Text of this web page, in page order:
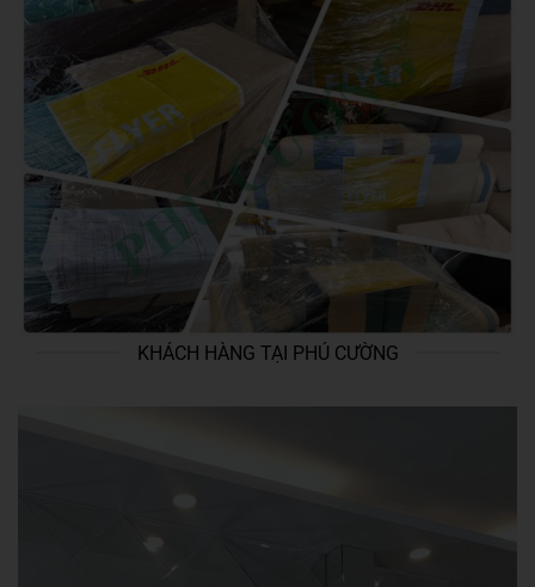
KHÁCH HÀNG TẠI PHÚ CƯỜNG